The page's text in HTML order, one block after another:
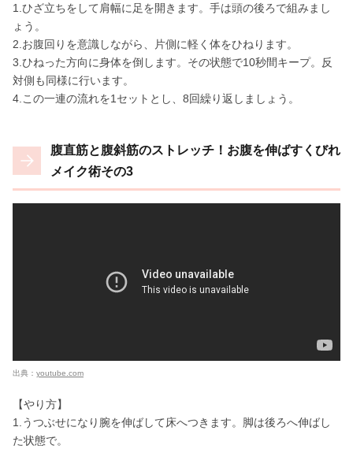
1.ひざ立ちをして肩幅に足を開きます。手は頭の後ろで組みまし
ょう。
2.お腹回りを意識しながら、片側に軽く体をひねります。
3.ひねった方向に身体を倒します。その状態で10秒間キープ。反
対側も同様に行います。
4.この一連の流れを1セットとし、8回繰り返しましょう。
腹直筋と腹斜筋のストレッチ！お腹を伸ばすくびれ
メイク術その3
出典： youtube.com
【やり方】
1.うつぶせになり腕を伸ばして床へつきます。脚は後ろへ伸ばし
た状態で。